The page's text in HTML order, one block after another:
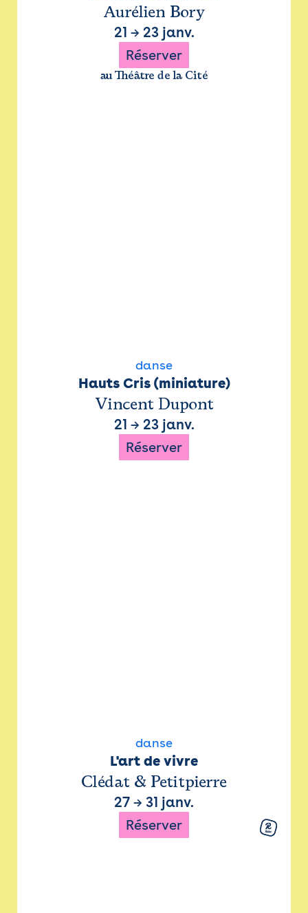
Aurélien Bory
21 → 23 janv.
Réserver
au Théâtre de la Cité
danse
Hauts Cris (miniature)
Vincent Dupont
21 → 23 janv.
Réserver
danse
L'art de vivre
Clédat & Petitpierre
27 → 31 janv.
Réserver